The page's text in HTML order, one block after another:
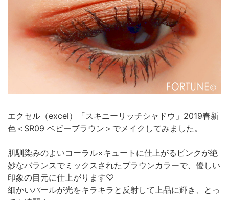
エクセル（excel）「スキニーリッチシャドウ」2019春新
色＜SR09 ベビーブラウン＞でメイクしてみました。
肌馴染みのよいコーラル×キュートに仕上がるピンクが絶
妙なバランスでミックスされたブラウンカラーで、優しい
印象の目元に仕上がります♡
細かいパールが光をキラキラと反射して上品に輝き、とっ